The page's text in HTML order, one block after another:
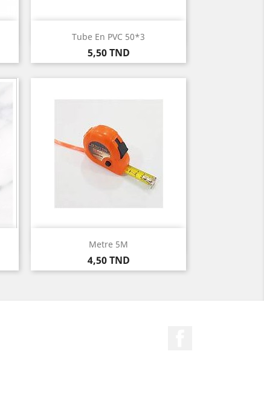
Tube En PVC 50*3
Prix
5,50 TND
Aperçu rapide
Metre 5M
Prix
4,50 TND
Aperçu rapide